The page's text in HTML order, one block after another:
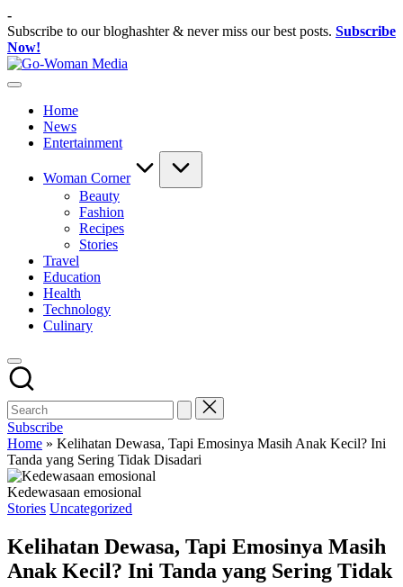
Skip
to
content
-
Subscribe to our bloghashter & never miss our best posts. Subscribe
Now!
Portal
Untuk
Wanita
Indonesia
Home
News
Entertainment
Woman Corner
Beauty
Fashion
Recipes
Stories
Travel
Education
Health
Technology
Culinary
Subscribe
Home » Kelihatan Dewasa, Tapi Emosinya Masih Anak Kecil? Ini
Tanda yang Sering Tidak Disadari
Kedewasaan emosional
Posted
Stories Uncategorized
Kelihatan Dewasa, Tapi Emosinya Masih
Anak Kecil? Ini Tanda yang Sering Tidak